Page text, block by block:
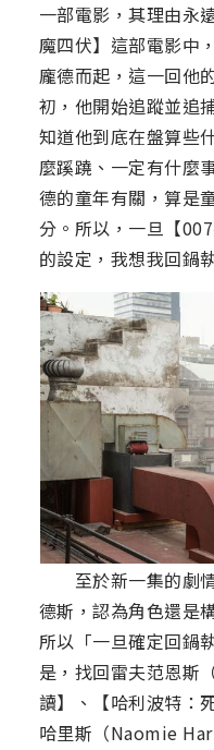
一部電影，其理由永
魔四伏】這部電影中
龐德而起，這一回他
初，他開始追蹤並追
知道他到底在盤算些
麼蹊蹺、一定有什麼
德的童年有關，算是
分。所以，一旦【
的設定，我想我回鍋
至於新一集的劇情
德斯，認為角色還是
所以「一旦確定回鍋
是，找回雷夫范恩斯
讀】、【哈利波特：
哈里斯（Naomie